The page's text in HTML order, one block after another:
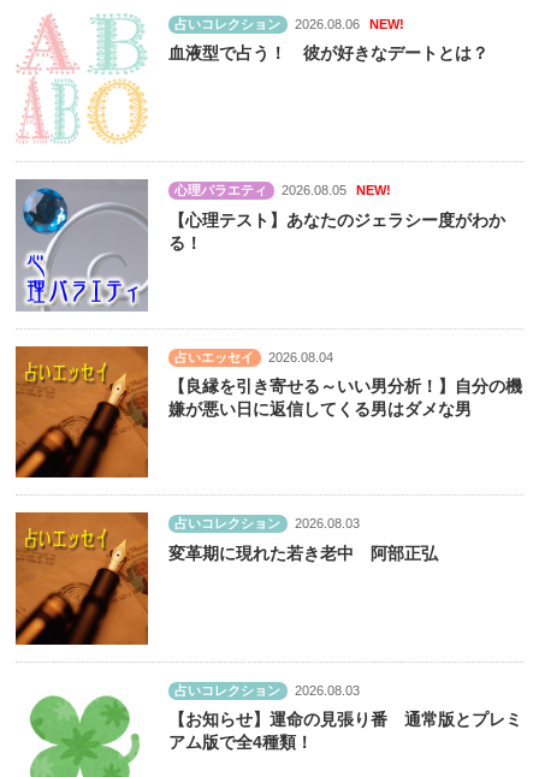
占いコレクション 2026.08.06 NEW!
血液型で占う！ 彼が好きなデートとは？
心理バラエティ 2026.08.05 NEW!
【心理テスト】あなたのジェラシー度がわか
る！
占いエッセイ 2026.08.04
【良縁を引き寄せる～いい男分析！】自分の機
嫌が悪い日に返信してくる男はダメな男
占いコレクション 2026.08.03
変革期に現れた若き老中 阿部正弘
占いコレクション 2026.08.03
【お知らせ】運命の見張り番 通常版とプレミ
アム版で全4種類！